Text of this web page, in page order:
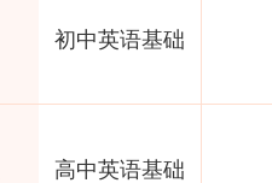
初中英语基础
高中英语基础